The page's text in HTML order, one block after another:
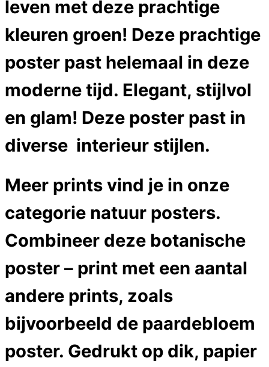
leven met deze prachtige
kleuren groen! Deze prachtige
poster past helemaal in deze
moderne tijd. Elegant, stijlvol
en glam! Deze poster past in
diverse interieur stijlen.
Meer prints vind je in onze
categorie natuur posters.
Combineer deze botanische
poster – print met een aantal
andere prints, zoals
bijvoorbeeld de paardebloem
poster. Gedrukt op dik, papier